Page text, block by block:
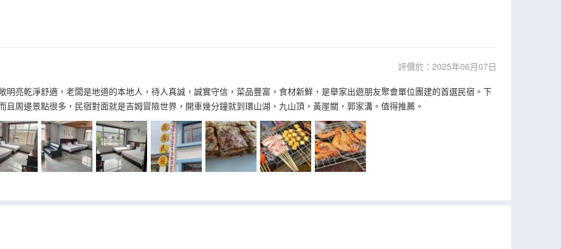
評價於：2025年06月07日
明亮乾淨舒適，老闆是地道的本地人，待人真誠，誠實守信，菜品豐富，食材新鮮，是舉家出遊朋友聚會單位團建的首選民宿。下
且周邊景點很多，民宿對面就是吉姆冒險世界，開車幾分鐘就到環山湖，九山頂，黃崖關，郭家溝。值得推薦。